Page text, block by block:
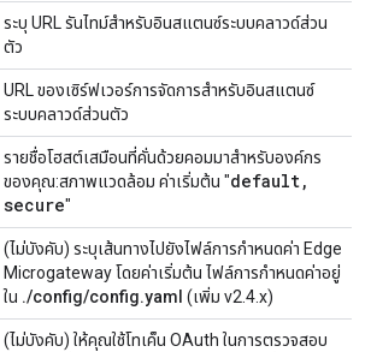
ระบุ URL รันไทม์สำหรับอินสแตนซ์ระบบคลาวด์ส่วน
ตัว
URL ของเซิร์ฟเวอร์การจัดการสำหรับอินสแตนซ์
ระบบคลาวด์ส่วนตัว
รายชื่อโฮสต์เสมือนที่คั่นด้วยคอมมาสำหรับองค์กร
ของคุณ:สภาพแวดล้อม ค่าเริ่มต้น "default,
secure"
(ไม่บังคับ) ระบุเส้นทางไปยังไฟล์การกำหนดค่า Edge
Microgateway โดยค่าเริ่มต้น ไฟล์การกำหนดค่าอยู่
ใน ./config/config.yaml (เพิ่ม v2.4.x)
(ไม่บังคับ) ให้คุณใช้โทเค็น OAuth ในการตรวจสอบ